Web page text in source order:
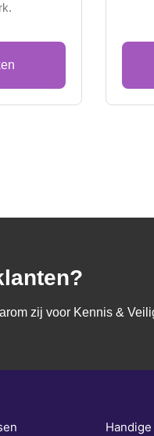
zij voor Kennis &